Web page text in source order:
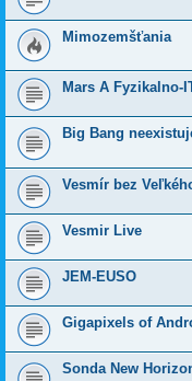
Mimozemšťania
Mars A Fyzikalno-
Big Bang
Vesmír bez
Vesmir Live
JEM-EUSO
Gigapixels of
Sonda New